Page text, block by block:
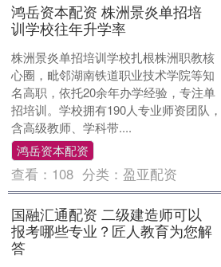
鸿岳资本配资 株洲景炎单招培
训学校往年升学率
株洲景炎单招培训学校扎根株洲职教核
心圈，毗邻湖南铁道职业技术学院等知
名高职，依托20余年办学经验，专注单
招培训。学校拥有190人专业师资团队，
含高级教师、学科带....
鸿岳资本配资
查看： 108 分类：盈亚配资
国融汇通配资 二级建造师可以
报考哪些专业？匠人教育为您解
答